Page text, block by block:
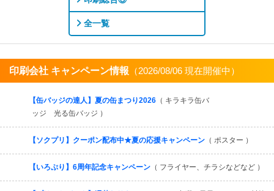
全一覧
印刷会社 キャンペーン情報 （2026/08/06 現在開催中）
【缶バッジの達人】夏の缶まつり2026 （ キラキラ缶バ
ッジ 光る缶バッジ ）
【ソクプリ】クーポン配布中★夏の応援キャンペーン （ ポスター ）
【いろぷり】6周年記念キャンペーン （ フライヤー、チラシなどなど ）